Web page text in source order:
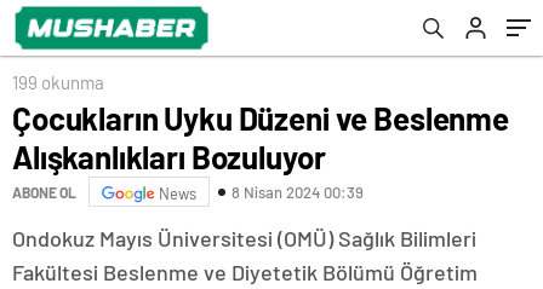
199 okunma
Çocukların Uyku Düzeni ve Beslenme
Alışkanlıkları Bozuluyor
ABONE OL News 8 Nisan 2024 00:39
Ondokuz Mayıs Üniversitesi (OMÜ) Sağlık Bilimleri
Fakültesi Beslenme ve Diyetetik Bölümü Öğretim